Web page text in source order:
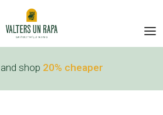
and shop 20% cheaper